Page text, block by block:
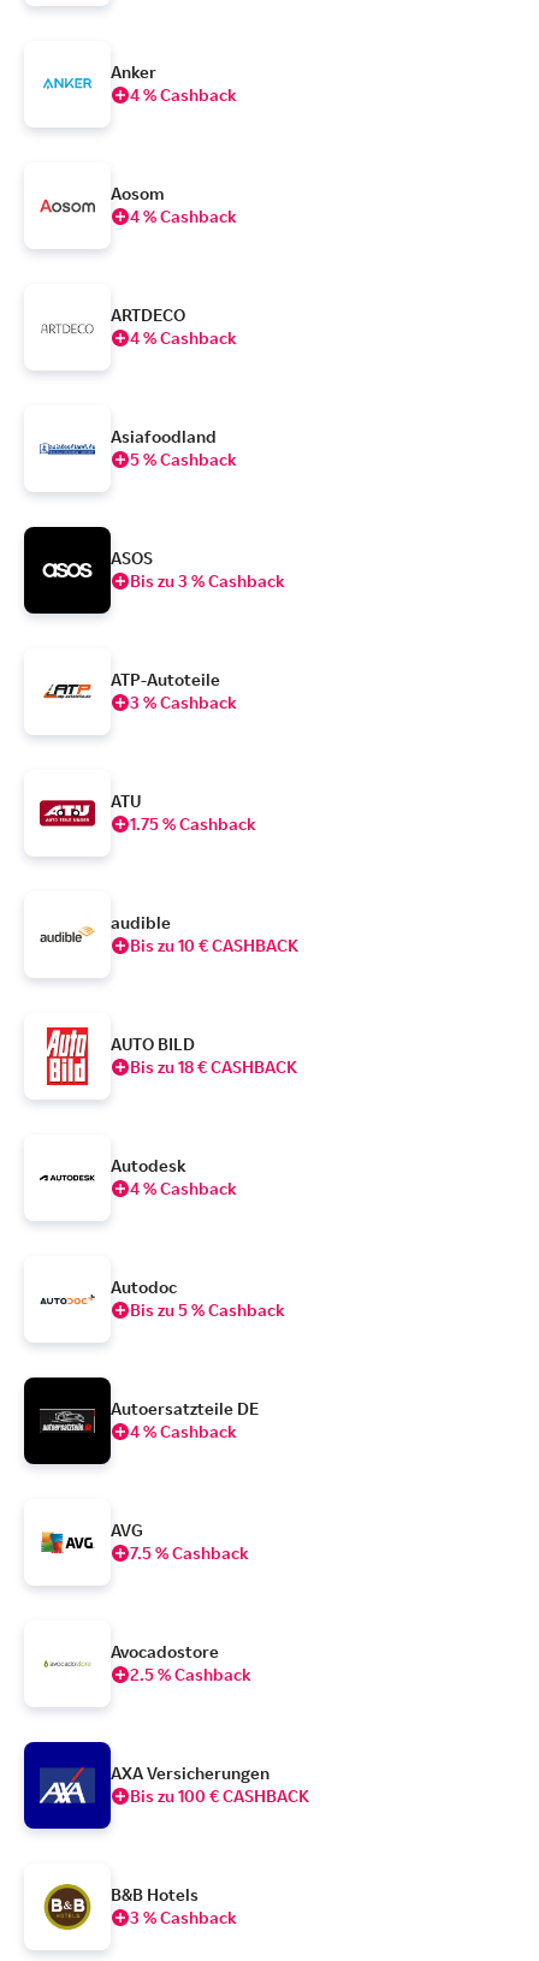
Anker
4 % Cashback
Aosom
4 % Cashback
ARTDECO
4 % Cashback
Asiafoodland
5 % Cashback
ASOS
Bis zu 3 % Cashback
ATP-Autoteile
3 % Cashback
ATU
1.75 % Cashback
audible
Bis zu 10 € CASHBACK
AUTO BILD
Bis zu 18 € CASHBACK
Autodesk
4 % Cashback
Autodoc
Bis zu 5 % Cashback
Autoersatzteile DE
4 % Cashback
AVG
7.5 % Cashback
Avocadostore
2.5 % Cashback
AXA Versicherungen
Bis zu 100 € CASHBACK
B&B Hotels
3 % Cashback